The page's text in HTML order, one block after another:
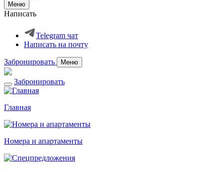
Меню
Написать
Telegram чат
Написать на почту
Забронировать Меню
Забронировать
Главная
Номера и апартаменты